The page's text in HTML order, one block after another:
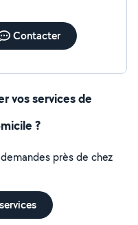
Contacter
vos services de
?
près de chez